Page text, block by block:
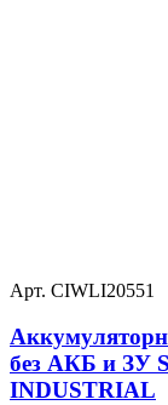
Арт. CIWLI20551
без АКБ и ЗУ
INDUSTRIAL